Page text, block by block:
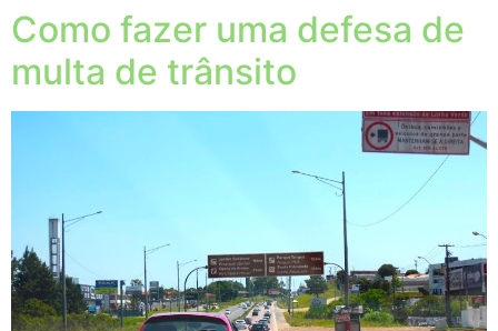
Como fazer uma defesa de
multa de trânsito